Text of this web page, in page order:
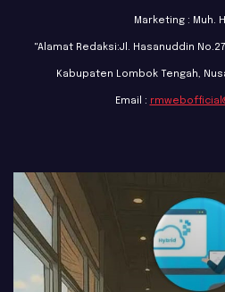
Marketing : Muh.
"Alamat Redaksi:Jl. Hasanuddin
Kabupaten Lombok Tengah,
Email :